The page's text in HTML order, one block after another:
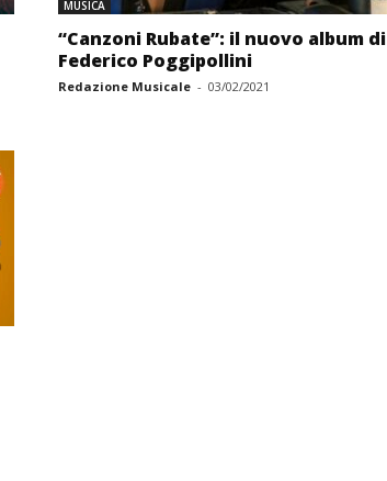
MUSICA
“Canzoni Rubate”: il nuovo album di
Federico Poggipollini
Redazione Musicale - 03/02/2021